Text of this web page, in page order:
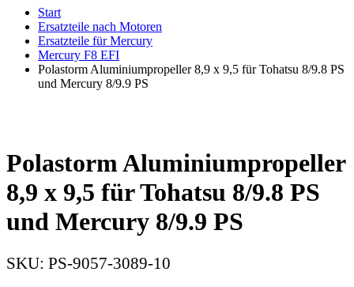
Start
Ersatzteile nach Motoren
Ersatzteile für Mercury
Mercury F8 EFI
Polastorm Aluminiumpropeller 8,9 x 9,5 für Tohatsu 8/9.8 PS
und Mercury 8/9.9 PS
Polastorm Aluminiumpropeller
8,9 x 9,5 für Tohatsu 8/9.8 PS
und Mercury 8/9.9 PS
SKU: PS-9057-3089-10